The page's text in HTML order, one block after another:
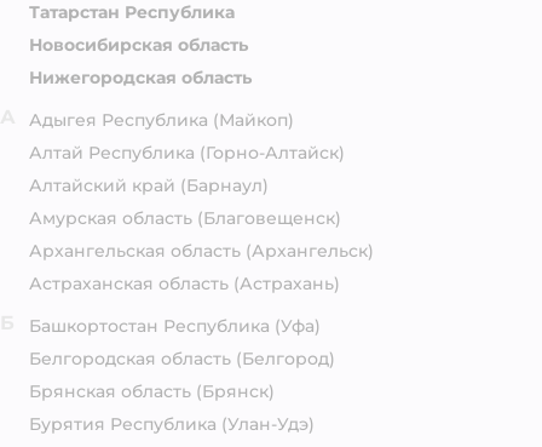
Татарстан Республика
Новосибирская область
Нижегородская область
Адыгея Республика (Майкоп)
Алтай Республика (Горно-Алтайск)
Алтайский край (Барнаул)
Амурская область (Благовещенск)
Архангельская область (Архангельск)
Астраханская область (Астрахань)
Башкортостан Республика (Уфа)
Белгородская область (Белгород)
Брянская область (Брянск)
Бурятия Республика (Улан-Удэ)